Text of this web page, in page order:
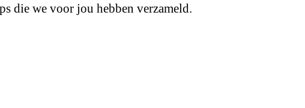
die we voor jou hebben verzameld.